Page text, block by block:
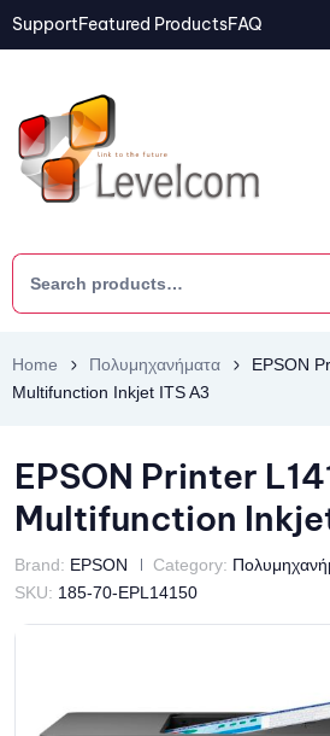
SupportFeatured ProductsFAQ
Home Πολυμηχανήματα
EPSON
Multifunction Inkjet ITS A3
EPSON Printer
Multifunction
Brand: EPSON Category:
SKU: 185-70-EPL14150